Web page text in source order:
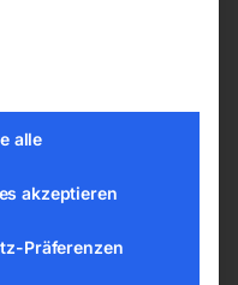
verschiedensten
mit einfacher
alle
akzeptieren
Präferenzen